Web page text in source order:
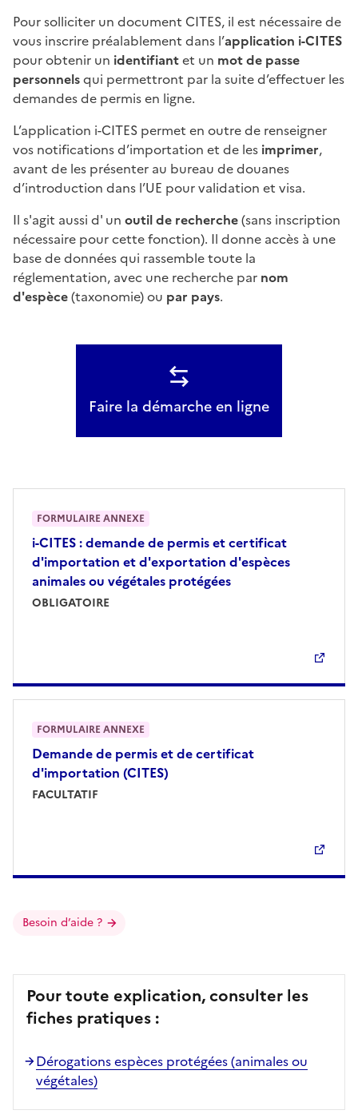
Pour solliciter un document CITES, il est nécessaire de
vous inscrire préalablement dans l’application i-CITES
pour obtenir un identifiantet un mot de passe
personnelsqui permettront par la suite d’effectuer les
demandes de permis en ligne.
L’application i-CITES permet en outre de renseigner
vos notifications d’importation et de les imprimer,
avant de les présenter au bureau de douanes
d’introduction dans l’UE pour validation et visa.
Il s'agit aussi d' un outil de recherche(sans inscription
nécessaire pour cette fonction). Il donne accès à une
base de données qui rassemble toute la
réglementation, avec une recherche par nom
d'espèce(taxonomie) ou par pays.
Faire la démarche en ligne
i-CITES : demande de permis et certificat
d'importation et d'exportation d'espèces
animales ou végétales protégées
OBLIGATOIRE
FORMULAIRE ANNEXE
Demande de permis et de certificat
d'importation (CITES)
FACULTATIF
FORMULAIRE ANNEXE
Besoin d’aide ?
Pour toute explication, consulter les
fiches pratiques :
Dérogations espèces protégées (animales ou
végétales)